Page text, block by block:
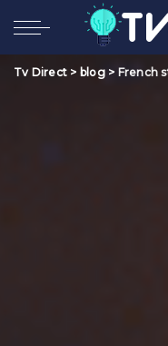
Tv Direct > blog> French